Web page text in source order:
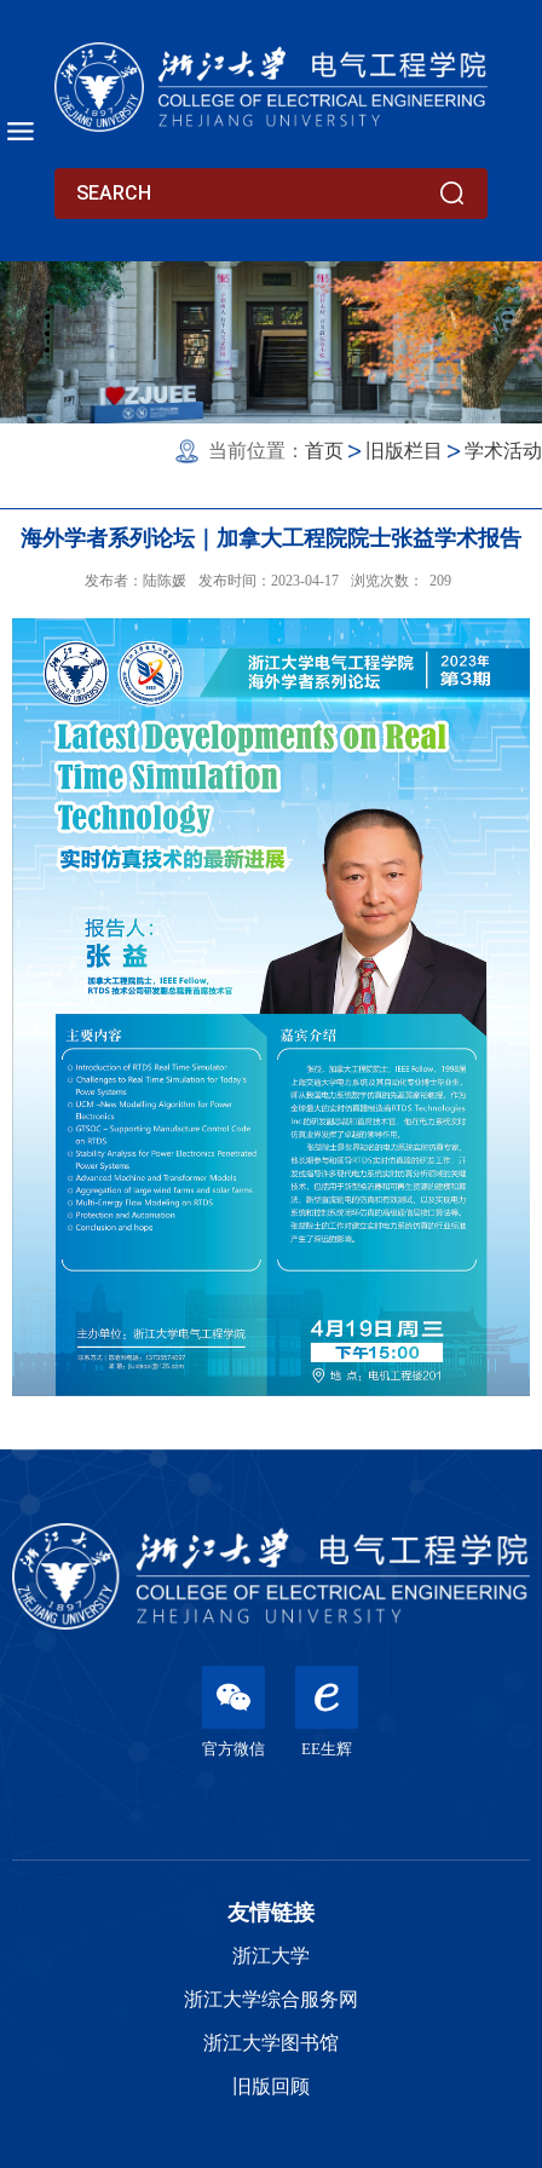
当前位置： 首页 旧版栏目 学术活动
海外学者系列论坛｜加拿大工程院院士张益学术报告
发布者：陆陈媛 发布时间：2023-04-17 浏览次数： 209
官方微信 EE生辉
友情链接
浙江大学
浙江大学综合服务网
浙江大学图书馆
旧版回顾